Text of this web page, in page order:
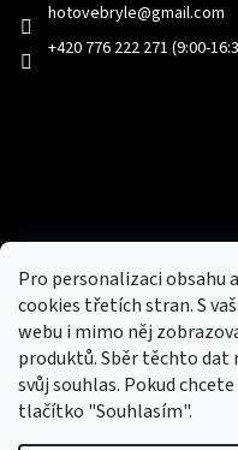
Pro personalizaci obsahu
cookies třetích stran. S
webu i mimo něj
produktů. Sběr těchto dat
svůj souhlas. Pokud
tlačítko "Souhlasím".
hotovebryle@gmail.com
+420 776 222 271 (9:00-